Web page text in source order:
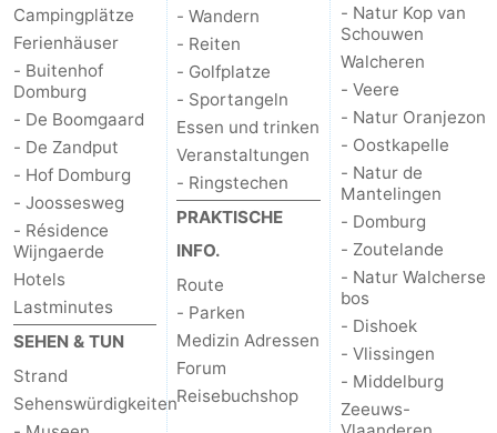
Campingplätze
Ferienhäuser
- Buitenhof
Domburg
- De Boomgaard
- De Zandput
- Hof Domburg
- Joossesweg
- Résidence
Wijngaerde
Hotels
Lastminutes
SEHEN & TUN
Strand
Sehenswürdigkeiten
- Wandern
- Reiten
- Golfplatze
- Sportangeln
Essen und trinken
Veranstaltungen
- Ringstechen
PRAKTISCHE
INFO.
Route
- Parken
Medizin Adressen
Forum
Reisebuchshop
- Natur Kop van
Schouwen
Walcheren
- Veere
- Natur Oranjezon
- Oostkapelle
- Natur de
Mantelingen
- Domburg
- Zoutelande
- Natur Walcherse
bos
- Dishoek
- Vlissingen
- Middelburg
Zeeuws-